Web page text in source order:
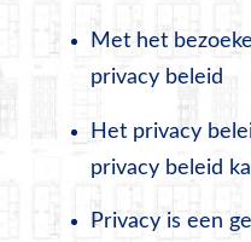
Met het
privacy beleid
Het privacy
privacy beleid
Privacy is een